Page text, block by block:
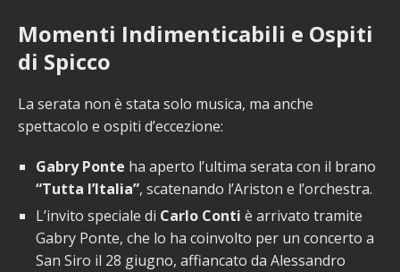
Momenti Indimenticabili e Ospiti
di Spicco
La serata non è stata solo musica, ma anche
spettacolo e ospiti d’eccezione:
Gabry Ponte ha aperto l’ultima serata con il brano
“Tutta l’Italia”, scatenando l’Ariston e l’orchestra.
L’invito speciale di Carlo Conti è arrivato tramite
Gabry Ponte, che lo ha coinvolto per un concerto a
San Siro il 28 giugno, affiancato da Alessandro